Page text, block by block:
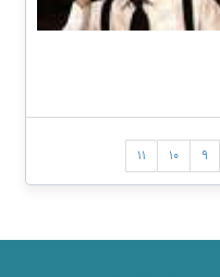
9
10
11